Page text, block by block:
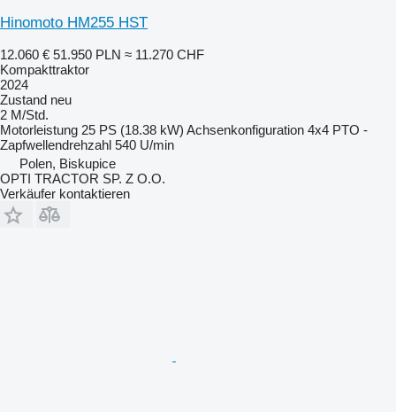
Hinomoto HM255 HST
12.060 € 51.950 PLN ≈ 11.270 CHF
Kompakttraktor
2024
Zustand neu
2 M/Std.
Motorleistung 25 PS (18.38 kW) Achsenkonfiguration 4x4 PTO -
Zapfwellendrehzahl 540 U/min
Polen, Biskupice
OPTI TRACTOR SP. Z O.O.
Verkäufer kontaktieren